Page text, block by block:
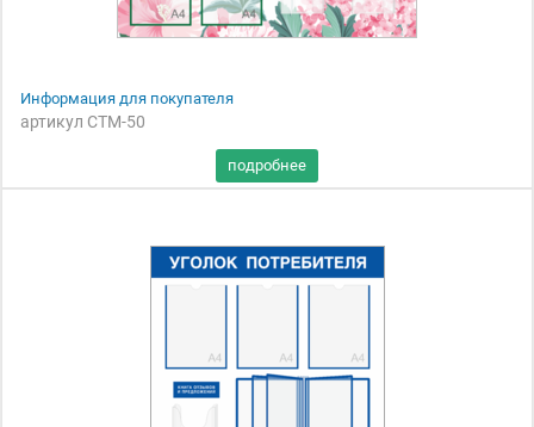
Информация для покупателя
артикул СТМ-50